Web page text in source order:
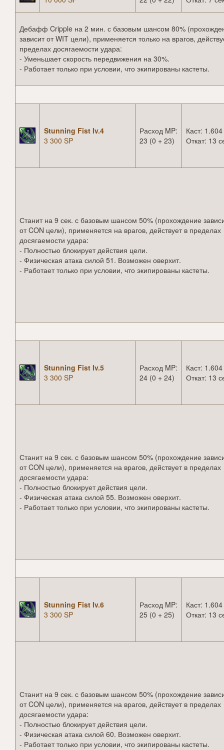
Дебафф Cripple на 2 мин. с базовым шансом 80%
зависит от WIT цели), применяется только на врагов,
пределах досягаемости удара:
- Уменьшает скорость передвижения на 30%.
- Работает только при условии, что экипированы кастеты.
Stunning Fist lv.4
3 300 SP
Расход MP:
23 (0 + 23)
Каст: 1.604
Откат: 13
Станит на 9 сек. с базовым шансом 50% (прохождение
от CON цели), применяется на врагов, действует в пределах
досягаемости удара:
- Полностью блокирует действия цели.
- Физическая атака силой 51. Возможен оверхит.
- Работает только при условии, что экипированы кастеты.
Stunning Fist lv.5
3 300 SP
Расход MP:
24 (0 + 24)
Каст: 1.604
Откат: 13
Станит на 9 сек. с базовым шансом 50% (прохождение
от CON цели), применяется на врагов, действует в пределах
досягаемости удара:
- Полностью блокирует действия цели.
- Физическая атака силой 55. Возможен оверхит.
- Работает только при условии, что экипированы кастеты.
Stunning Fist lv.6
3 300 SP
Расход MP:
25 (0 + 25)
Каст: 1.604
Откат: 13
Станит на 9 сек. с базовым шансом 50% (прохождение
от CON цели), применяется на врагов, действует в пределах
досягаемости удара:
- Полностью блокирует действия цели.
- Физическая атака силой 60. Возможен оверхит.
- Работает только при условии, что экипированы кастеты.